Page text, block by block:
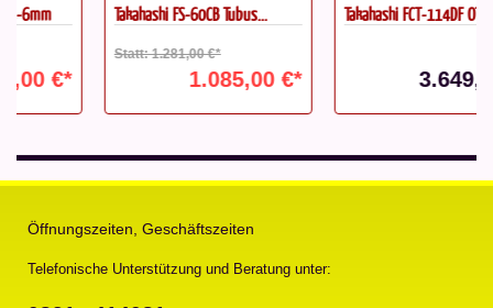
Takahashi FS-60CB Tubus...
Statt: 1.281,00 €*
1.085,00 €*
Takahashi FCT-114DF OTA
3.649,00 €*
Öffnungszeiten, Geschäftszeiten
Telefonische Unterstützung und Beratung unter: